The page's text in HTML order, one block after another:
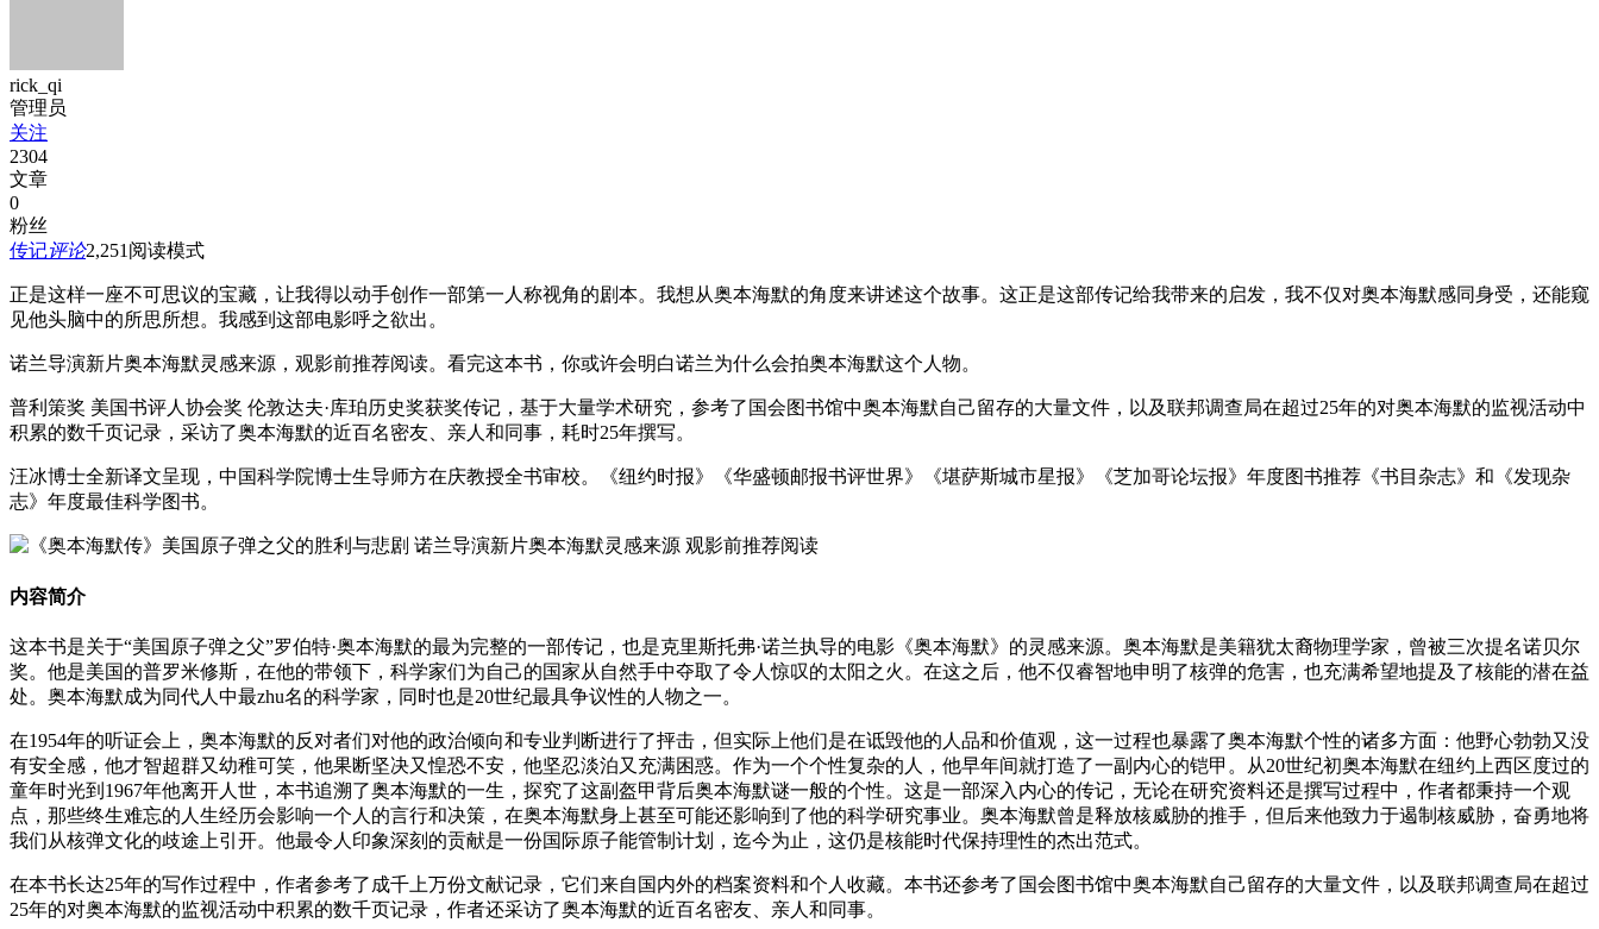
rick_qi
管理员
关注
2304
文章
0
粉丝
传记评论2,251 阅读模式
正是这样一座不可思议的宝藏，让我得以动手创作一部第一人称视角的剧本。我想从奥本海默的角度来讲述这个故事。这正是这部传记给我带来的启发，我不仅对奥本海默感同身受，还能窥
见他头脑中的所思所想。我感到这部电影呼之欲出。
诺兰导演新片奥本海默灵感来源，观影前推荐阅读。看完这本书，你或许会明白诺兰为什么会拍奥本海默这个人物。
普利策奖 美国书评人协会奖 伦敦达夫·库珀历史奖获奖传记，基于大量学术研究，参考了国会图书馆中奥本海默自己留存的大量文件，以及联邦调查局在超过25年的对奥本海默的监视活动中
积累的数千页记录，采访了奥本海默的近百名密友、亲人和同事，耗时25年撰写。
汪冰博士全新译文呈现，中国科学院博士生导师方在庆教授全书审校。《纽约时报》《华盛顿邮报书评世界》《堪萨斯城市星报》《芝加哥论坛报》年度图书推荐《书目杂志》和《发现杂
志》年度最佳科学图书。
内容简介
这本书是关于“美国原子弹之父”罗伯特·奥本海默的最为完整的一部传记，也是克里斯托弗·诺兰执导的电影《奥本海默》的灵感来源。奥本海默是美籍犹太裔物理学家，曾被三次提名诺贝尔
奖。他是美国的普罗米修斯，在他的带领下，科学家们为自己的国家从自然手中夺取了令人惊叹的太阳之火。在这之后，他不仅睿智地申明了核弹的危害，也充满希望地提及了核能的潜在益
处。奥本海默成为同代人中最zhu名的科学家，同时也是20世纪最具争议性的人物之一。
在1954年的听证会上，奥本海默的反对者们对他的政治倾向和专业判断进行了抨击，但实际上他们是在诋毁他的人品和价值观，这一过程也暴露了奥本海默个性的诸多方面：他野心勃勃又没
有安全感，他才智超群又幼稚可笑，他果断坚决又惶恐不安，他坚忍淡泊又充满困惑。作为一个个性复杂的人，他早年间就打造了一副内心的铠甲。从20世纪初奥本海默在纽约上西区度过的
童年时光到1967年他离开人世，本书追溯了奥本海默的一生，探究了这副盔甲背后奥本海默谜一般的个性。这是一部深入内心的传记，无论在研究资料还是撰写过程中，作者都秉持一个观
点，那些终生难忘的人生经历会影响一个人的言行和决策，在奥本海默身上甚至可能还影响到了他的科学研究事业。奥本海默曾是释放核威胁的推手，但后来他致力于遏制核威胁，奋勇地将
我们从核弹文化的歧途上引开。他最令人印象深刻的贡献是一份国际原子能管制计划，迄今为止，这仍是核能时代保持理性的杰出范式。
在本书长达25年的写作过程中，作者参考了成千上万份文献记录，它们来自国内外的档案资料和个人收藏。本书还参考了国会图书馆中奥本海默自己留存的大量文件，以及联邦调查局在超过
25年的对奥本海默的监视活动中积累的数千页记录，作者还采访了奥本海默的近百名密友、亲人和同事。